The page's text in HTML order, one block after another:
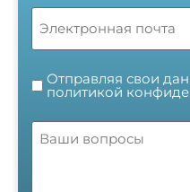
Email
названия
Отправляя свои
политикой
названия